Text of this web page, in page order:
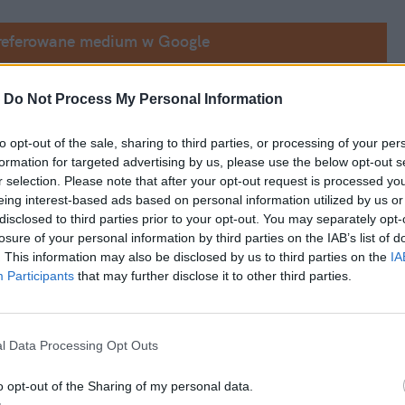
Do Not Process My Personal Information
opt-out of the sale, sharing to third parties, or processing of your
for targeted advertising by us, please use the below opt-out
selection. Please note that after your opt-out request is processed
interest-based ads based on personal information utilized by us
to third parties prior to your opt-out. You may separately
of your personal information by third parties on the IAB’s list of
This information may also be disclosed by us to third parties on the
Participants that may further disclose it to other third parties.
Data Processing Opt Outs
opt-out of the Sharing of my personal data.
medium w Google
świata. Jednak na miejscu wiele osób
problem z utrzymaniem porządku na
ułatwiają, ale i lokalsi nie słyną z
powiedziały jednak dość. Na dobry